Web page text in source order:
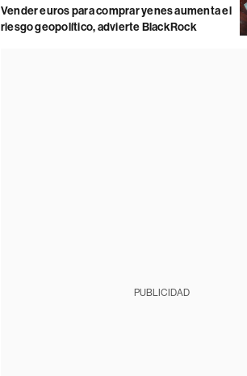
Vender euros para comprar yenes aumenta el
riesgo geopolítico, advierte BlackRock
PUBLICIDAD